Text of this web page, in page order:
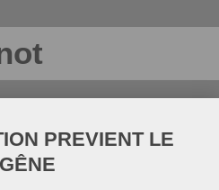
PREVIENT LE